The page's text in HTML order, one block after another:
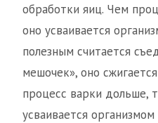
обработки яиц. Чем
оно усваивается
полезным считается
мешочек», оно
процесс варки дольше,
усваивается